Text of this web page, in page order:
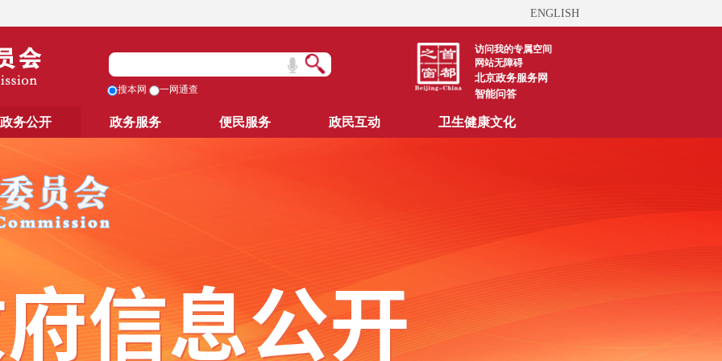
ENGLISH
访问我的专属空间
网站无障碍
北京政务服务网
智能问答
搜本网 一网通查
政务公开 政务服务 便民服务 政民互动 卫生健康文化